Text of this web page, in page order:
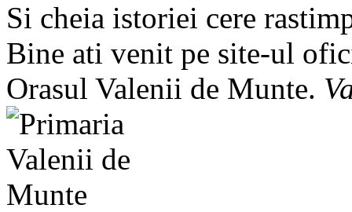
Si cheia istoriei cere
Bine ati venit pe site-ul
Orasul Valenii de Munte.